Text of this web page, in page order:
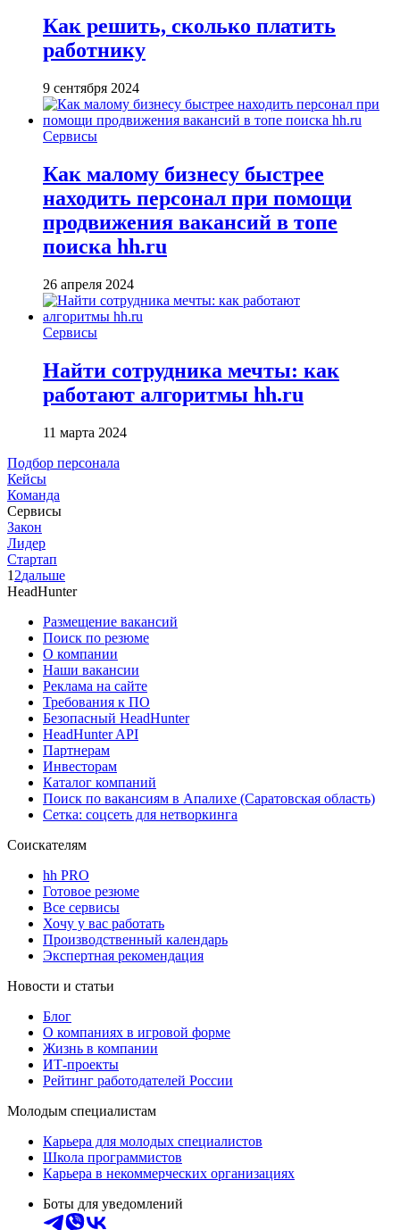
Как решить, сколько платить
работнику
9 сентября 2024
Сервисы
Как малому бизнесу быстрее
находить персонал при помощи
продвижения вакансий в топе
поиска hh.ru
26 апреля 2024
Сервисы
Найти сотрудника мечты: как
работают алгоритмы hh.ru
11 марта 2024
Подбор персонала
Кейсы
Команда
Сервисы
Закон
Лидер
Стартап
1 2дальше
HeadHunter
Размещение вакансий
Поиск по резюме
О компании
Наши вакансии
Реклама на сайте
Требования к ПО
Безопасный HeadHunter
HeadHunter API
Партнерам
Инвесторам
Каталог компаний
Поиск по вакансиям в Апалихе (Саратовская область)
Сетка: соцсеть для нетворкинга
Соискателям
hh PRO
Готовое резюме
Все сервисы
Хочу у вас работать
Производственный календарь
Экспертная рекомендация
Новости и статьи
Блог
О компаниях в игровой форме
Жизнь в компании
ИТ-проекты
Рейтинг работодателей России
Молодым специалистам
Карьера для молодых специалистов
Школа программистов
Карьера в некоммерческих организациях
Боты для уведомлений